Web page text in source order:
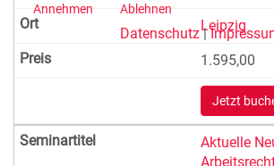
Leipzig
1.595,00
Jetzt
Aktuelle
Annehmen Ablehnen
Datenschutz|